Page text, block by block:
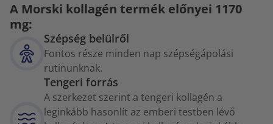
A Morski kollagén termék előnyei 1170
mg:
Szépség belülről
Fontos része minden nap szépségápolási
rutinunknak.
Tengeri forrás
A szerkezet szerint a tengeri kollagén a
leginkább hasonlít az emberi testben lévő